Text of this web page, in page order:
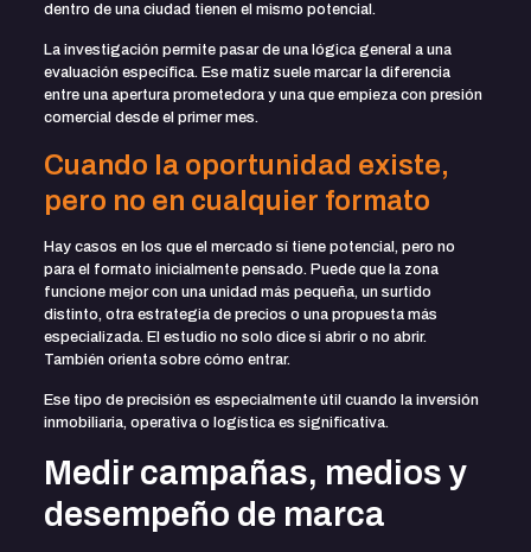
dentro de una ciudad tienen el mismo potencial.
La investigación permite pasar de una lógica general a una
evaluación específica. Ese matiz suele marcar la diferencia
entre una apertura prometedora y una que empieza con presión
comercial desde el primer mes.
Cuando la oportunidad existe,
pero no en cualquier formato
Hay casos en los que el mercado sí tiene potencial, pero no
para el formato inicialmente pensado. Puede que la zona
funcione mejor con una unidad más pequeña, un surtido
distinto, otra estrategia de precios o una propuesta más
especializada. El estudio no solo dice si abrir o no abrir.
También orienta sobre cómo entrar.
Ese tipo de precisión es especialmente útil cuando la inversión
inmobiliaria, operativa o logística es significativa.
Medir campañas, medios y
desempeño de marca